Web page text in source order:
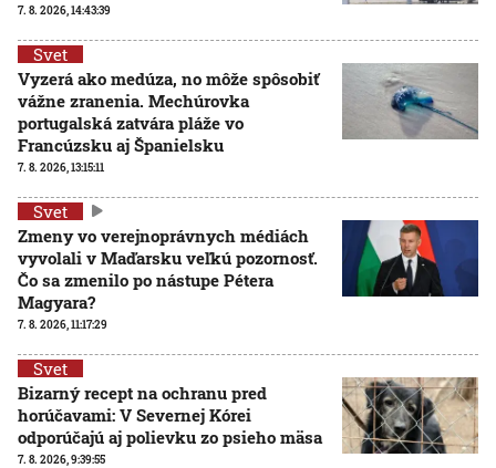
7. 8. 2026, 14:43:39
Svet
Vyzerá ako medúza, no môže spôsobiť
vážne zranenia. Mechúrovka
portugalská zatvára pláže vo
Francúzsku aj Španielsku
7. 8. 2026, 13:15:11
Svet
Zmeny vo verejnoprávnych médiách
vyvolali v Maďarsku veľkú pozornosť.
Čo sa zmenilo po nástupe Pétera
Magyara?
7. 8. 2026, 11:17:29
Svet
Bizarný recept na ochranu pred
horúčavami: V Severnej Kórei
odporúčajú aj polievku zo psieho mäsa
7. 8. 2026, 9:39:55